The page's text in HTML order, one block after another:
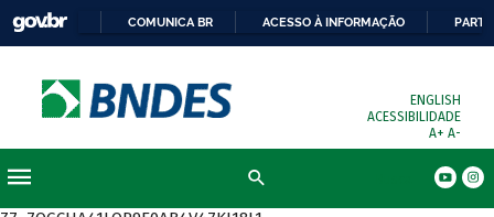
COMUNICA BR ACESSO À INFORMAÇÃO
ENGLISH
ACESSIBILIDADE
A+ A-